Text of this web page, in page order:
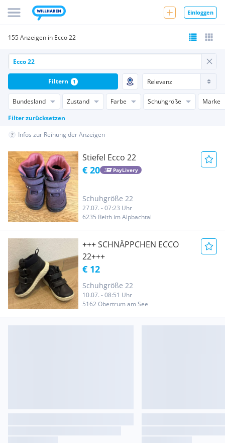
Einloggen
155 Anzeigen in Ecco 22
Bundesland Zustand Farbe Schuhgröße
Marke
Filter zurücksetzen
Filtern 1
Infos zur Reihung der Anzeigen
Stiefel Ecco 22
€ 20 PayLivery
Schuhgröße 22
27.07. - 07:23 Uhr
6235 Reith im Alpbachtal
+++ SCHNÄPPCHEN ECCO
22+++
€ 12
Schuhgröße 22
10.07. - 08:51 Uhr
5162 Obertrum am See